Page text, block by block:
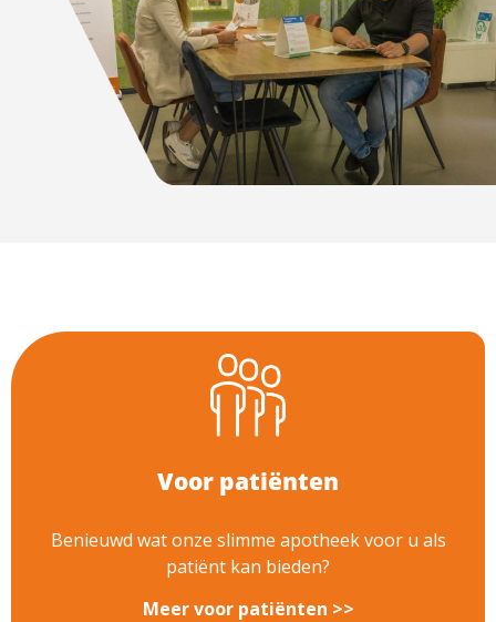
Voor patiënten
Benieuwd wat onze slimme apotheek voor u als
patiënt kan bieden?
Meer voor patiënten >>